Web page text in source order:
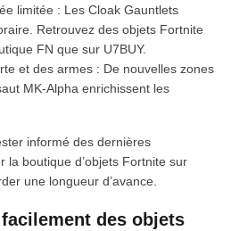
limitée : Les Cloak Gauntlets
Retrouvez des objets Fortnite
FN que sur U7BUY.
et des armes : De nouvelles zones
MK-Alpha enrichissent les
informé des dernières
la boutique d’objets Fortnite sur
une longueur d’avance.
des objets